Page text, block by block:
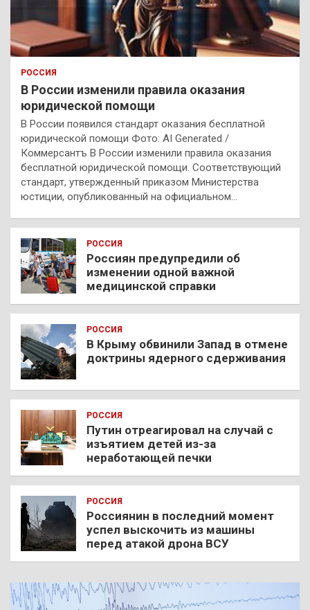
РОССИЯ
В России изменили правила оказания
юридической помощи
В России появился стандарт оказания бесплатной
юридической помощи Фото: AI Generated /
Коммерсантъ В России изменили правила оказания
бесплатной юридической помощи. Соответствующий
стандарт, утвержденный приказом Министерства
юстиции, опубликованный на официальном…
РОССИЯ
Россиян предупредили об
изменении одной важной
медицинской справки
РОССИЯ
В Крыму обвинили Запад в отмене
доктрины ядерного сдерживания
РОССИЯ
Путин отреагировал на случай с
изъятием детей из-за
неработающей печки
РОССИЯ
Россиянин в последний момент
успел выскочить из машины
перед атакой дрона ВСУ